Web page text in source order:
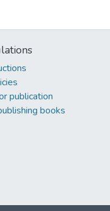
publication
books